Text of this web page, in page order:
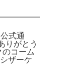
式通
りがとう
コーム
ザーケ